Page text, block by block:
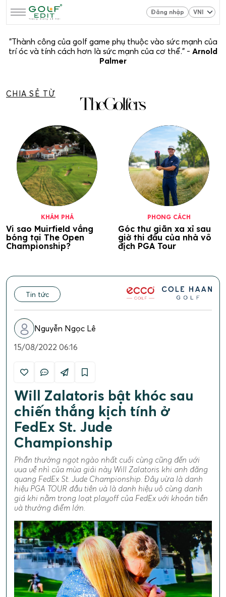
Đăng nhập
"Thành công của golf game phụ thuộc vào sức mạnh của
trí óc và tính cách hơn là sức mạnh của cơ thể." - Arnold
Palmer
CHIA SẺ TỪ
KHÁM PHÁ
Vi sao Muirfield vắng
bóng tại The Open
Championship?
PHONG CÁCH
Góc thư giãn xa xỉ sau
giờ thi đấu của nhà vô
địch PGA Tour
Tin tức
Nguyễn Ngọc Lê
15/08/2022 06:16
Will Zalatoris bật khóc sau
chiến thắng kịch tính ở
FedEx St. Jude
Championship
Phần thưởng ngọt ngào nhất cuối cùng cũng đến với
vua về nhì của mùa giải này Will Zalatoris khi anh đăng
quang FedEx St. Jude Championship. Đây vừa là danh
hiệu PGA TOUR đầu tiên và là danh hiệu vô cùng danh
giá khi nằm trong loạt playoff của FedEx với khoản tiền
và thưởng điểm lớn.